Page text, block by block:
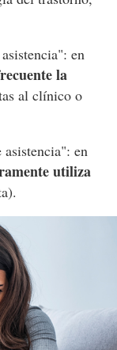
en
la
al clínico o
en
utiliza